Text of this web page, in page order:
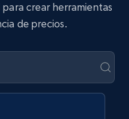
crear herramientas
de precios.